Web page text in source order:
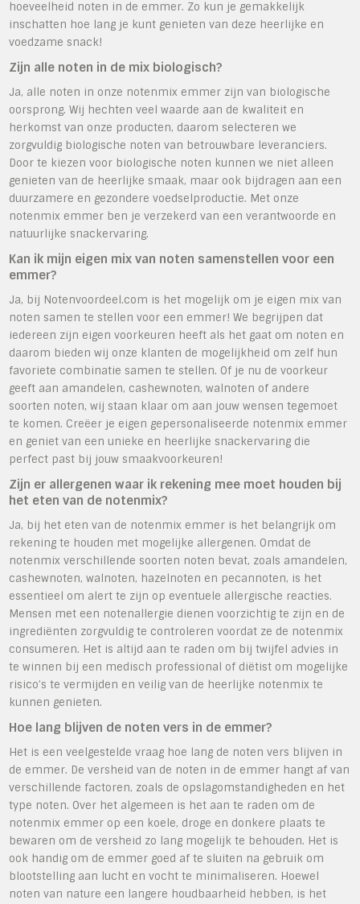
hoeveelheid noten in de emmer. Zo kun je gemakkelijk
inschatten hoe lang je kunt genieten van deze heerlijke en
voedzame snack!
Zijn alle noten in de mix biologisch?
Ja, alle noten in onze notenmix emmer zijn van biologische
oorsprong. Wij hechten veel waarde aan de kwaliteit en
herkomst van onze producten, daarom selecteren we
zorgvuldig biologische noten van betrouwbare leveranciers.
Door te kiezen voor biologische noten kunnen we niet alleen
genieten van de heerlijke smaak, maar ook bijdragen aan een
duurzamere en gezondere voedselproductie. Met onze
notenmix emmer ben je verzekerd van een verantwoorde en
natuurlijke snackervaring.
Kan ik mijn eigen mix van noten samenstellen voor een
emmer?
Ja, bij Notenvoordeel.com is het mogelijk om je eigen mix van
noten samen te stellen voor een emmer! We begrijpen dat
iedereen zijn eigen voorkeuren heeft als het gaat om noten en
daarom bieden wij onze klanten de mogelijkheid om zelf hun
favoriete combinatie samen te stellen. Of je nu de voorkeur
geeft aan amandelen, cashewnoten, walnoten of andere
soorten noten, wij staan klaar om aan jouw wensen tegemoet
te komen. Creëer je eigen gepersonaliseerde notenmix emmer
en geniet van een unieke en heerlijke snackervaring die
perfect past bij jouw smaakvoorkeuren!
Zijn er allergenen waar ik rekening mee moet houden bij
het eten van de notenmix?
Ja, bij het eten van de notenmix emmer is het belangrijk om
rekening te houden met mogelijke allergenen. Omdat de
notenmix verschillende soorten noten bevat, zoals amandelen,
cashewnoten, walnoten, hazelnoten en pecannoten, is het
essentieel om alert te zijn op eventuele allergische reacties.
Mensen met een notenallergie dienen voorzichtig te zijn en de
ingrediënten zorgvuldig te controleren voordat ze de notenmix
consumeren. Het is altijd aan te raden om bij twijfel advies in
te winnen bij een medisch professional of diëtist om mogelijke
risico’s te vermijden en veilig van de heerlijke notenmix te
kunnen genieten.
Hoe lang blijven de noten vers in de emmer?
Het is een veelgestelde vraag hoe lang de noten vers blijven in
de emmer. De versheid van de noten in de emmer hangt af van
verschillende factoren, zoals de opslagomstandigheden en het
type noten. Over het algemeen is het aan te raden om de
notenmix emmer op een koele, droge en donkere plaats te
bewaren om de versheid zo lang mogelijk te behouden. Het is
ook handig om de emmer goed af te sluiten na gebruik om
blootstelling aan lucht en vocht te minimaliseren. Hoewel
noten van nature een langere houdbaarheid hebben, is het